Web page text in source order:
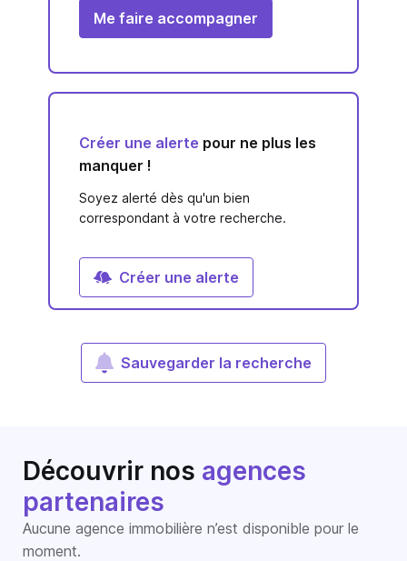
Me faire accompagner
Créer une alerte pour ne plus les
manquer !
Soyez alerté dès qu'un bien
correspondant à votre recherche.
Créer une alerte
Sauvegarder la recherche
Découvrir nos agences
partenaires
Aucune agence immobilière n’est disponible pour le
moment.